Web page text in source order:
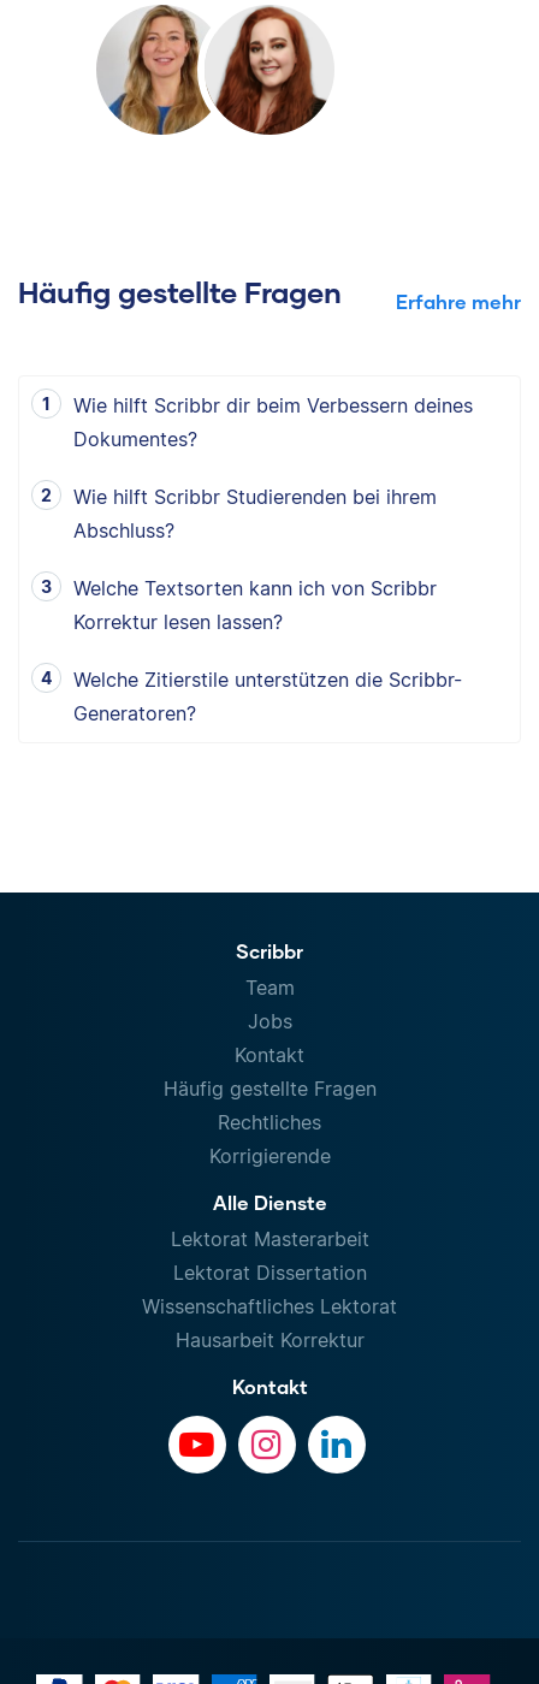
Häufig gestellte Fragen Erfahre mehr
Wie hilft Scribbr dir beim Verbessern deines
Dokumentes?
Wie hilft Scribbr Studierenden bei ihrem
Abschluss?
Welche Textsorten kann ich von Scribbr
Korrektur lesen lassen?
Welche Zitierstile unterstützen die Scribbr-
Generatoren?
Scribbr
Team
Jobs
Kontakt
Häufig gestellte Fragen
Rechtliches
Korrigierende
Alle Dienste
Lektorat Masterarbeit
Lektorat Dissertation
Wissenschaftliches Lektorat
Hausarbeit Korrektur
Kontakt